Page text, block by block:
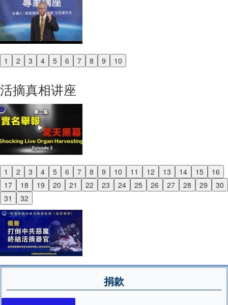
1 2 3 4 5 6 7 8 9 10
Previous
活摘真相讲座
1 2 3 4 5 6 7 8 9 10 11 12 13 14 15
16
17
18 19 20 21 22 23 24 25 26 27 28 29
30
31
32
Previous
Next
捐款